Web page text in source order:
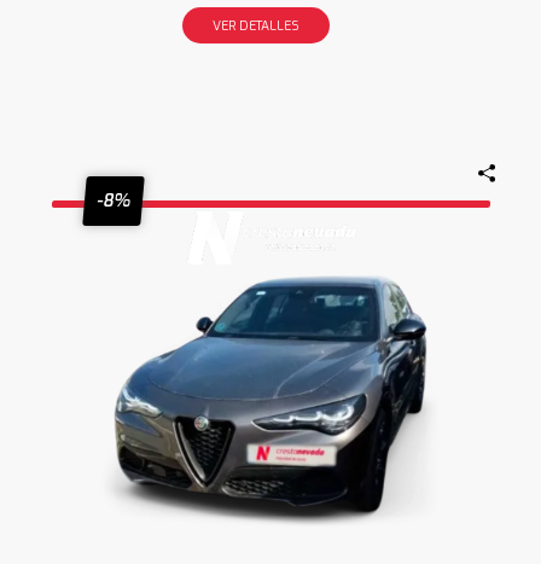
VER DETALLES
-8%